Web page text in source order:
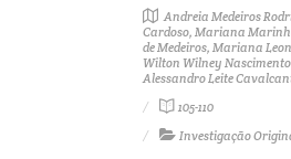
Andreia Medeiros
Cardoso, Mariana
de Medeiros, Mariana
Wilton Wilney
Alessandro Leite
105-110
Investigação